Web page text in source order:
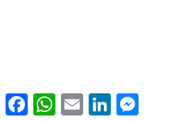
WhatsApp EmailLinkedIn
Messenger